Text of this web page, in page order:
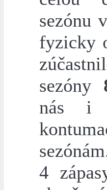
sezónu
fyzicky
sezóny
nás i
4